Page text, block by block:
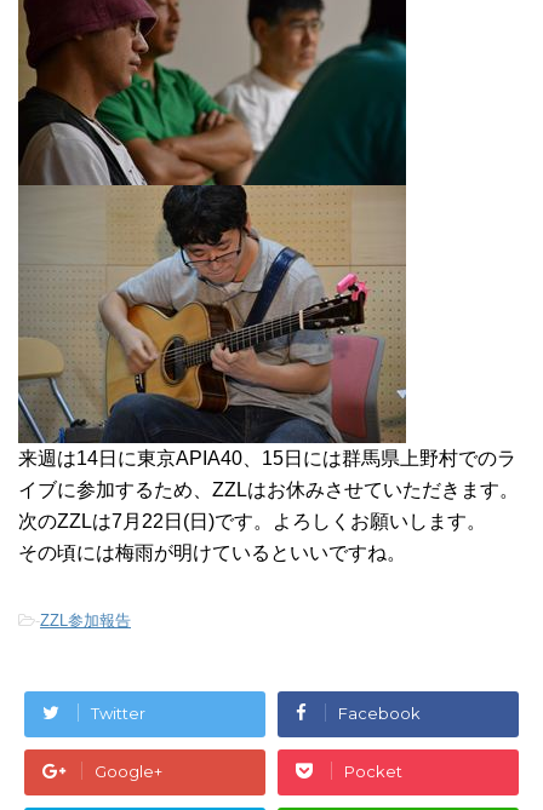
来週は14日に東京APIA40、15日には群馬県上野村でのラ
イブに参加するため、ZZLはお休みさせていただきます。
次のZZLは7月22日(日)です。よろしくお願いします。
その頃には梅雨が明けているといいですね。
-ZZL参加報告
Twitter Facebook
Google+ Pocket